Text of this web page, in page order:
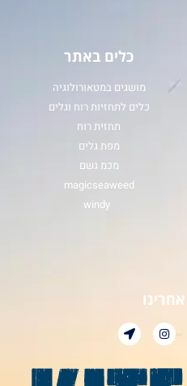
כלים באתר
מושגים במטאורולוגיה
כלים לתחזיות רוח וגלים
תחזית רוח
מפת גלים
מכמ גשם
magicseaweed
windy